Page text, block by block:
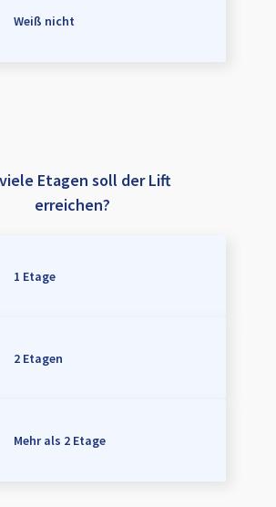
Weiß nicht
Etagen soll der Lift
erreichen?
1 Etage
2 Etagen
Mehr als 2 Etage